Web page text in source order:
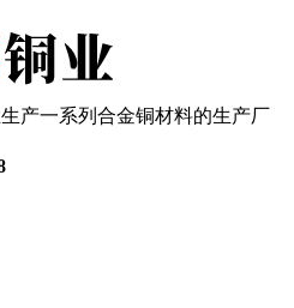
产一系列合金铜材料的生产厂